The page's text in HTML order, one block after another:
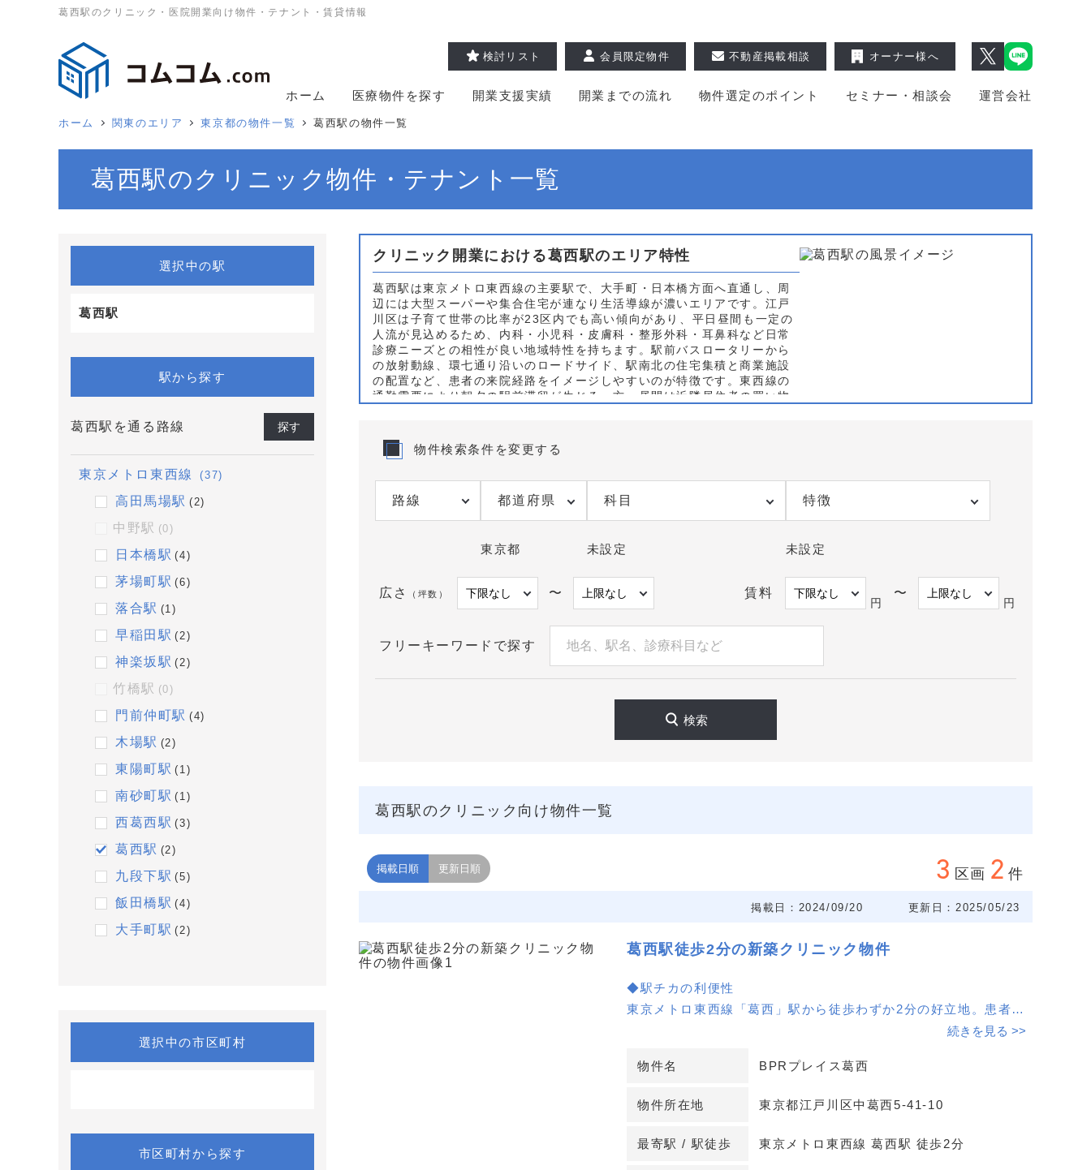
葛西駅のクリニック・医院開業向け物件・テナント・賃貸情報
ホーム 医療物件を探す 開業支援実績 開業までの流れ 物件選定のポイント セミナー・相談会 運営会社
検討リスト 会員限定物件 不動産掲載相談 オーナー様へ
ホーム 関東のエリア 東京都の物件一覧 葛西駅の物件一覧
葛西駅のクリニック物件・テナント一覧
選択中の駅
葛西駅
駅から探す
葛西駅を通る路線 探す
東京メトロ東西線 (37)
高田馬場駅 (2)
中野駅 (0)
日本橋駅 (4)
茅場町駅 (6)
落合駅 (1)
早稲田駅 (2)
神楽坂駅 (2)
竹橋駅 (0)
門前仲町駅 (4)
木場駅 (2)
東陽町駅 (1)
南砂町駅 (1)
西葛西駅 (3)
葛西駅 (2)
九段下駅 (5)
飯田橋駅 (4)
大手町駅 (2)
選択中の市区町村
市区町村から探す
クリニック開業における葛西駅のエリア特性
葛西駅は東京メトロ東西線の主要駅で、大手町・日本橋方面へ直通し、周
辺には大型スーパーや集合住宅が連なり生活導線が濃いエリアです。江戸
川区は子育て世帯の比率が23区内でも高い傾向があり、平日昼間も一定の
人流が見込めるため、内科・小児科・皮膚科・整形外科・耳鼻科など日常
診療ニーズとの相性が良い地域特性を持ちます。駅前バスロータリーから
の放射動線、環七通り沿いのロードサイド、駅南北の住宅集積と商業施設
の配置など、患者の来院経路をイメージしやすいのが特徴です。東西線の
通勤需要により朝夕の駅前滞留が生じる一方、昼間は近隣居住者の買い物
実務面では、葛西駅のクリニック物件は駅上・駅近の商業ビル区画、生活
で優位になりがちです。小児ニーズを見込む場合はベビーカー動線と駐輪
環境、整形外科やリハビリを想定する場合はアプローチの広さや近隣駐車
索導線の整備が鍵になります。周辺の既存診療科の分布を俯瞰し、差別化
確になります。
物件選びでは、駅からの直線距離だけでなく、横断歩道や歩道幅、雨天時
の動線、近隣の処置待機スペース確保、薬局の配置、騒音源の有無、視認
できるファサード幅などを総合判断してください。検索経由の集患を想定
ック開業や物件の適否評価、条件交渉の進め方まで、お気軽にご相談くだ
物件検索条件を変更する
都道府県
東京都
科目
未設定
特徴
未設定
広さ （坪数） 〜 賃料
円
〜
円
フリーキーワードで探す
検索
葛西駅のクリニック向け物件一覧
3 区画 2 件
掲載日順 更新日順
掲載日：2024/09/20 更新日：2025/05/23
葛西駅徒歩2分の新築クリニック物件
◆駅チカの利便性
東京メトロ東西線「葛西」駅から徒歩わずか2分の好立地。患者様
のアクセスが非常に良く、クリニック開業に最適な環境です。
◆新築ビルでの快適開業
階と3階のスケルトン区画で、自由なレイアウトが可能です。内装
にこだわりたい方にも嬉しい条件です。
続きを見る >>
物件名 BPRプレイス葛西
物件所在地 東京都江戸川区中葛西5-41-10
最寄駅 / 駅徒歩 東京メトロ東西線 葛西駅 徒歩2分